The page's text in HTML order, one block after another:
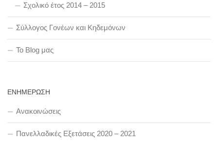
Σχολικό έτος 2014 – 2015
Σύλλογος Γονέων και Κηδεμόνων
To Blog μας
ΕΝΗΜΕΡΩΣΗ
Ανακοινώσεις
Πανελλαδικές Εξετάσεις 2020 – 2021